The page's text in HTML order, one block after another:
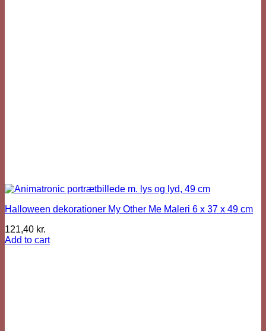
Halloween dekorationer My Other Me Maleri 6 x 37 x 49 cm
121,40 kr.
Add to cart